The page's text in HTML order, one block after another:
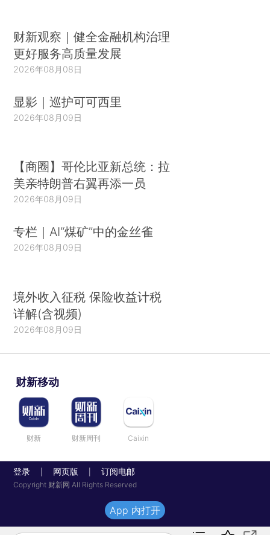
财新观察｜健全金融机构治理
更好服务高质量发展
2026年08月08日
显影｜巡护可可西里
2026年08月09日
【商圈】哥伦比亚新总统：拉
美亲特朗普右翼再添一员
2026年08月09日
专栏｜AI“煤矿”中的金丝雀
2026年08月09日
境外收入征税 保险收益计税
详解(含视频)
2026年08月09日
财新移动
财新 财新周刊 Caixin
登录 网页版 订阅电邮
Copyright 财新网 All Rights Reserved
App 内打开